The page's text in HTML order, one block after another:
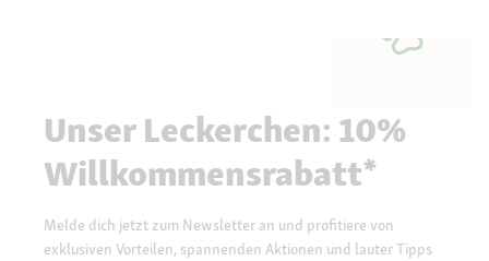
Unser Leckerchen: 10%
Willkommensrabatt*
Melde dich jetzt zum Newsletter an und profitiere von
exklusiven Vorteilen, spannenden Aktionen und lauter Tipps